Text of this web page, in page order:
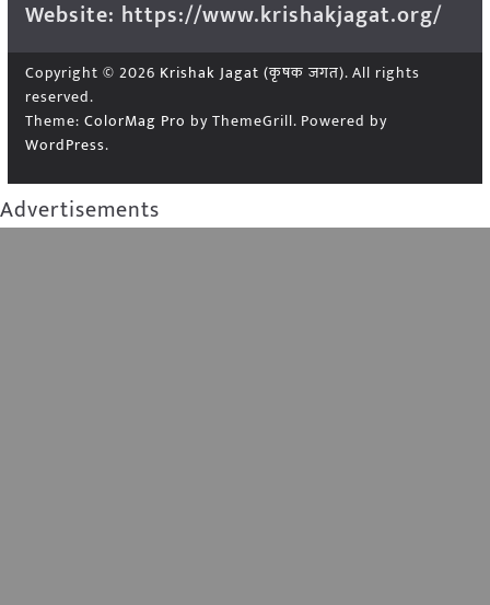
Website: https://www.krishakjagat.org/
Copyright © 2026 Krishak Jagat (कृषक जगत). All rights
reserved.
Theme: ColorMag Pro by ThemeGrill. Powered by
WordPress.
Advertisements